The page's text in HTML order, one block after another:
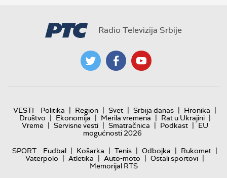
Radio Televizija Srbije
VESTI Politika | Region | Svet | Srbija danas | Hronika |
Društvo | Ekonomija | Merila vremena | Rat u Ukrajini |
Vreme | Servisne vesti | Smatračnica | Podkast | EU
mogućnosti 2026
SPORT
Fudbal | Košarka | Tenis | Odbojka | Rukomet |
Vaterpolo | Atletika | Auto-moto | Ostali sportovi |
Memorijal RTS